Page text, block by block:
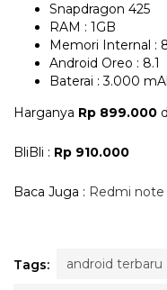
Snapdragon 425
RAM : 1GB
Memori Internal :
Android Oreo : 8.1
Baterai : 3.000
Harganya Rp 899.000
BliBli : Rp 910.000
Baca Juga : Redmi note
Tags: android terbaru